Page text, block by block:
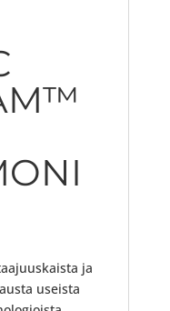
ja
useista